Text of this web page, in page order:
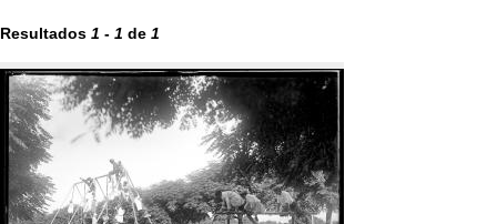
Resultados 1 - 1 de 1